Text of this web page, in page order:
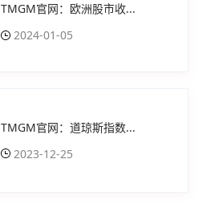
TMGM官网：欧洲股市收...
2024-01-05
TMGM官网：道琼斯指数...
2023-12-25